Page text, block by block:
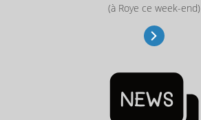
(à Roye ce week-end)